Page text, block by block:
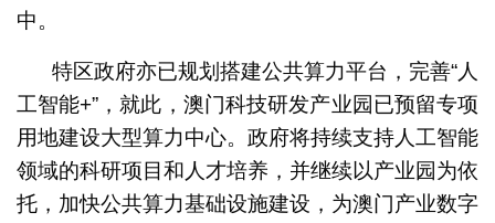
中。
特区政府亦已规划搭建公共算力平台，完善“人
工智能+”，就此，澳门科技研发产业园已预留专项
用地建设大型算力中心。政府将持续支持人工智能
领域的科研项目和人才培养，并继续以产业园为依
托，加快公共算力基础设施建设，为澳门产业数字